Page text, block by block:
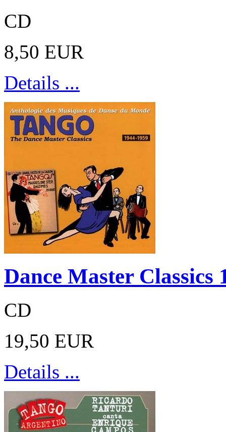
CD
8,50 EUR
Details ...
Dance Master Classics
CD
19,50 EUR
Details ...